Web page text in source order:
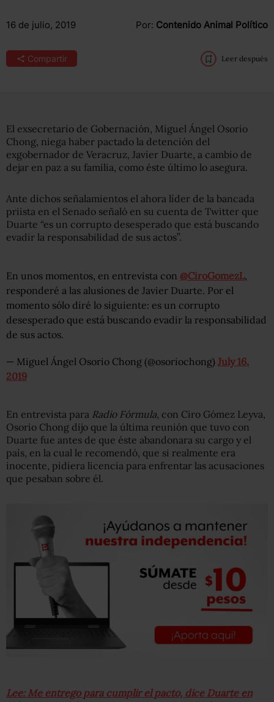
16 de julio, 2019 Por: Contenido Animal Político
Compartir Leer después
El exsecretario de Gobernación, Miguel Ángel Osorio
Chong, niega haber pactado la detención del
exgobernador de Veracruz, Javier Duarte, a cambio de
dejar en paz a su familia, como éste último lo asegura.
Ante dichos señalamientos el ahora líder de la bancada
priista en el Senado señaló en su cuenta de Twitter que
Duarte “es un corrupto desesperado que está buscando
evadir la responsabilidad de sus actos”.
En unos momentos, en entrevista con @CiroGomezL,
responderé a las alusiones de Javier Duarte. Por el
momento sólo diré lo siguiente: es un corrupto
desesperado que está buscando evadir la responsabilidad
de sus actos.
— Miguel Ángel Osorio Chong (@osoriochong) July 16,
2019
En entrevista para Radio Fórmula, con Ciro Gómez Leyva,
Osorio Chong dijo que la última reunión que tuvo con
Duarte fue antes de que éste abandonara su cargo y el
país, en la cual le recomendó, que si realmente era
inocente, pidiera licencia para enfrentar las acusaciones
que pesaban sobre él.
Lee: Me entrego para cumplir el pacto, dice Duarte en